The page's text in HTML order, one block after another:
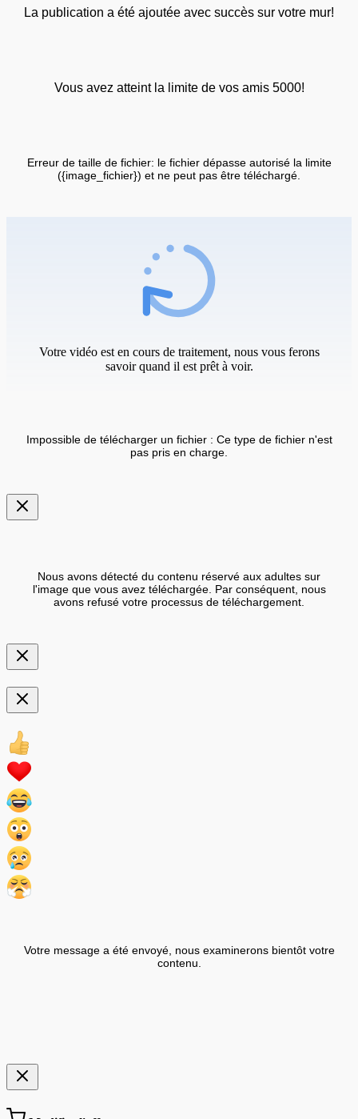
La publication a été ajoutée avec succès sur votre mur!
Vous avez atteint la limite de vos amis 5000!
Erreur de taille de fichier: le fichier dépasse autorisé la limite
({image_fichier}) et ne peut pas être téléchargé.
Votre vidéo est en cours de traitement, nous vous ferons
savoir quand il est prêt à voir.
Impossible de télécharger un fichier : Ce type de fichier n'est
pas pris en charge.
Nous avons détecté du contenu réservé aux adultes sur
l'image que vous avez téléchargée. Par conséquent, nous
avons refusé votre processus de téléchargement.
Votre message a été envoyé, nous examinerons bientôt votre
contenu.